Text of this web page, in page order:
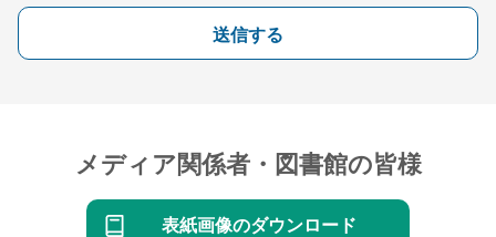
送信する
メディア関係者・図書館の皆様
表紙画像のダウンロード